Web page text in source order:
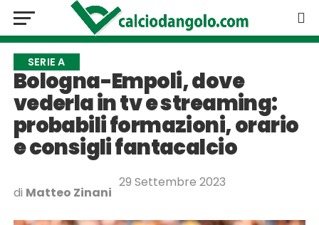
SERIE A
Bologna-Empoli, dove
vederla in tv e streaming:
probabili formazioni, orario
e consigli fantacalcio
di Matteo Zinani
29 Settembre 2023